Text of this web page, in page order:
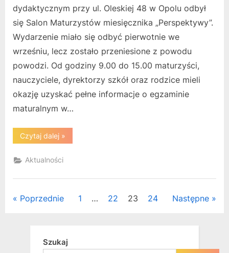
dydaktycznym przy ul. Oleskiej 48 w Opolu odbył
się Salon Maturzystów miesięcznika „Perspektywy”.
Wydarzenie miało się odbyć pierwotnie we
wrześniu, lecz zostało przeniesione z powodu
powodzi. Od godziny 9.00 do 15.00 maturzyści,
nauczyciele, dyrektorzy szkół oraz rodzice mieli
okazję uzyskać pełne informacje o egzaminie
maturalnym w…
Czytaj dalej“Salon
Maturzystów
»
Aktualności
Stronicowanie
Poprzednie 1 … 22 23 24 Następne
Szukaj